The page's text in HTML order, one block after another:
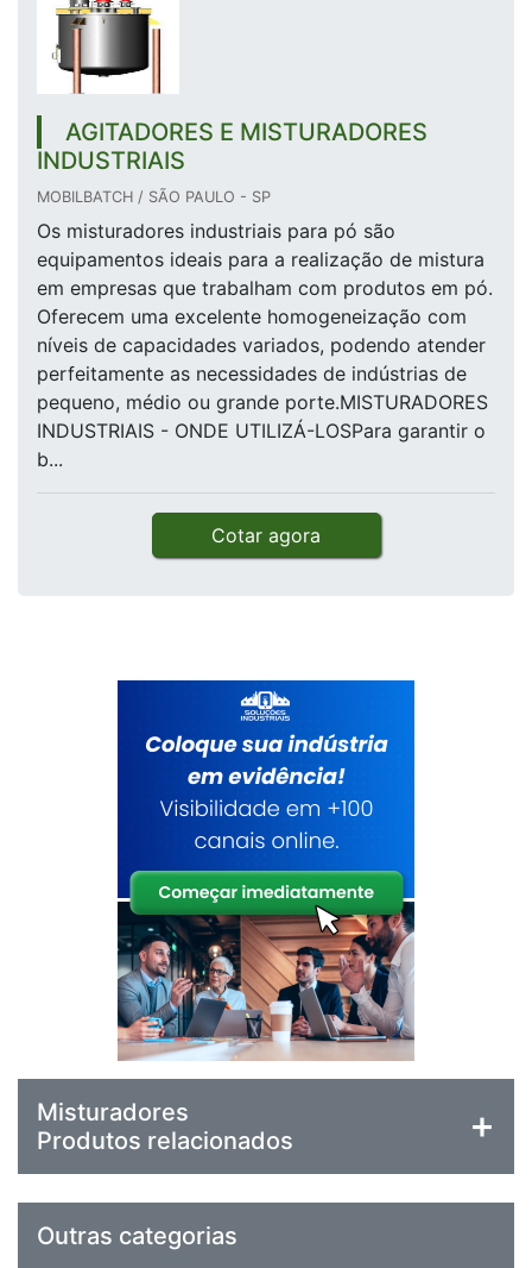
AGITADORES E MISTURADORES
INDUSTRIAIS
MOBILBATCH / SÃO PAULO - SP
Os misturadores industriais para pó são
equipamentos ideais para a realização de mistura
em empresas que trabalham com produtos em pó.
Oferecem uma excelente homogeneização com
níveis de capacidades variados, podendo atender
perfeitamente as necessidades de indústrias de
pequeno, médio ou grande porte.MISTURADORES
INDUSTRIAIS - ONDE UTILIZÁ-LOSPara garantir o
b...
Cotar agora
Misturadores
Produtos relacionados
Outras categorias